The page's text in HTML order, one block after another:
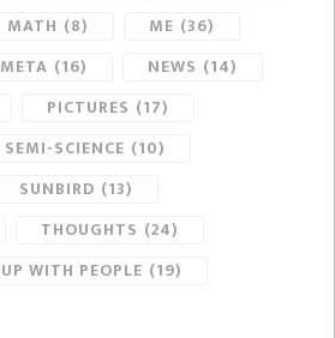
MATH (8) ME (36)
META (16) NEWS (14)
PICTURES (17)
SEMI-SCIENCE (10)
SUNBIRD (13)
THOUGHTS (24)
UP WITH PEOPLE (19)